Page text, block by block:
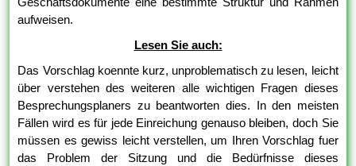
aufweisen.
Lesen Sie auch:
Das Vorschlag koennte kurz, unproblematisch zu lesen, leicht
über verstehen des weiteren alle wichtigen Fragen dieses
Besprechungsplaners zu beantworten dies. In den meisten
Fällen wird es für jede Einreichung genauso bleiben, doch Sie
müssen es gewiss leicht verstellen, um Ihren Vorschlag fuer
das Problem der Sitzung und die Bedürfnisse dieses